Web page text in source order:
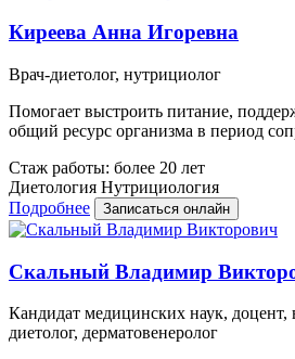
Киреева Анна Игоревна
Врач-диетолог, нутрициолог
Помогает выстроить питание,
общий ресурс организма в период
Стаж работы: более 20 лет
Диетология Нутрициология
Подробнее
Записаться онлайн
Скальный Владимир
Кандидат медицинских наук, доцент,
диетолог, дерматовенеролог